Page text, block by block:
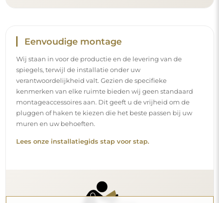
Eenvoudige montage
Wij staan in voor de productie en de levering van de
spiegels, terwijl de installatie onder uw
verantwoordelijkheid valt. Gezien de specifieke
kenmerken van elke ruimte bieden wij geen standaard
montageaccessoires aan. Dit geeft u de vrijheid om de
pluggen of haken te kiezen die het beste passen bij uw
muren en uw behoeften.
Lees onze installatiegids stap voor stap.